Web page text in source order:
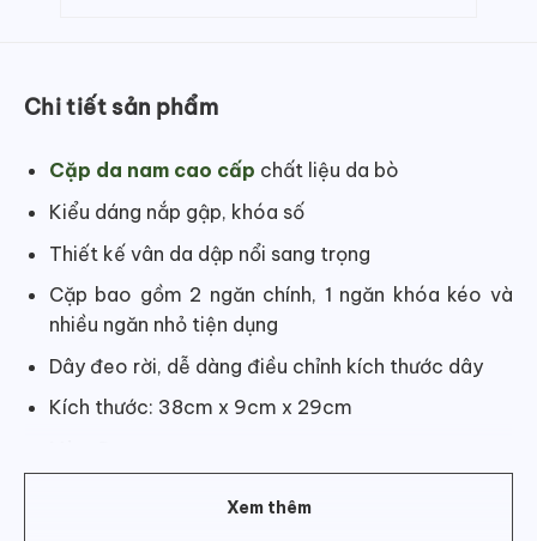
Chi tiết sản phẩm
Cặp da nam cao cấp chất liệu da bò
Kiểu dáng nắp gập, khóa số
Thiết kế vân da dập nổi sang trọng
Cặp bao gồm 2 ngăn chính, 1 ngăn khóa kéo và
nhiều ngăn nhỏ tiện dụng
Dây đeo rời, dễ dàng điều chỉnh kích thước dây
Kích thước: 38cm x 9cm x 29cm
Xem thêm